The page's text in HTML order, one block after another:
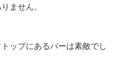
ません。
ップにあるバーは素敵でし